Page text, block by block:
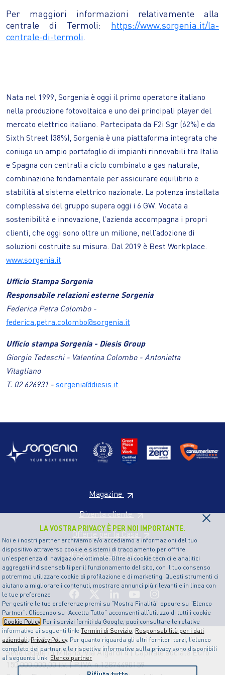
LA VOSTRA PRIVACY È PER NOI IMPORTANTE.
Noi e i nostri partner archiviamo e/o accediamo a informazioni del tuo
dispositivo attraverso cookie e sistemi di tracciamento per offrire
un’esperienza di navigazione ottimale. Oltre ai cookie tecnici e analitici
aggregati indispensabili per il funzionamento del sito, con il tuo consenso
potremmo utilizzare cookie di profilazione e di marketing. Questi strumenti ci
aiutano a migliorare i contenuti, mostrare annunci più rilevanti e in linea con
le tue preferenze
Per gestire le tue preferenze premi su “Mostra Finalità” oppure su “Elenco
Partner”. Cliccando su “Accetta Tutto” acconsenti all’utilizzo di tutti i cookie
Cookie Policy . Per i servizi forniti da Google, puoi consultare le relative
informative ai seguenti link:Termini di Servizio, Responsabilità per i dati
aziendali, Privacy Policy. Per quanto riguarda gli altri fornitori terzi, l’elenco
completo dei partner e le rispettive informative sulla privacy sono disponibili
al seguente link: Elenco partner
×
Per maggiori informazioni relativamente alla
centrale di Termoli:
https://www.sorgenia.it/la-
centrale-di-termoli.
Nata nel 1999, Sorgenia è oggi il primo operatore italiano
nella produzione fotovoltaica e uno dei principali player del
mercato elettrico italiano. Partecipata da F2i Sgr (62%) e da
Sixth Street (38%), Sorgenia è una piattaforma integrata che
coniuga un ampio portafoglio di impianti rinnovabili tra Italia
e Spagna con centrali a ciclo combinato a gas naturale,
combinazione fondamentale per assicurare equilibrio e
stabilità al sistema elettrico nazionale. La potenza installata
complessiva del gruppo supera oggi i 6 GW. Vocata a
sostenibilità e innovazione, l’azienda accompagna i propri
clienti, che oggi sono oltre un milione, nell’adozione di
soluzioni costruite su misura. Dal 2019 è Best Workplace.
www.sorgenia.it
Ufficio Stampa Sorgenia
Responsabile relazioni esterne Sorgenia
Federica Petra Colombo -
federica.petra.colombo@sorgenia.it
Ufficio stampa Sorgenia - Diesis Group
Giorgio Tedeschi - Valentina Colombo - Antonietta
Vitagliano
T. 02 626931 - sorgenia@diesis.it
Magazine
Diventa cliente
Offerte per la Casa
Offerte Luce Business
Sorgenia S.p.A
Sede legale in Milano, Via Algardi 4 | Capitale sociale Euro
150.000.000,00 i.v. | P.IVA n.12874490159